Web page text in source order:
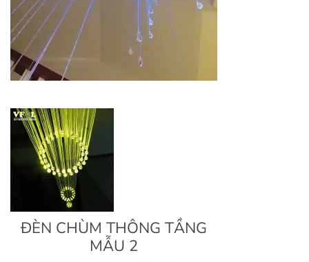
ĐÈN CHÙM THÔNG TẦNG
MẪU 2